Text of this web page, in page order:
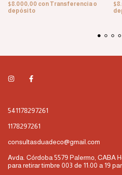
$8.000,00 con Transferencia o
depósito
541178297261
1178297261
consultasduadeco@gmail.com
Avda. Córdoba 5579 Palermo, CABA
para retirar timbre 003 de 11:00 a 19